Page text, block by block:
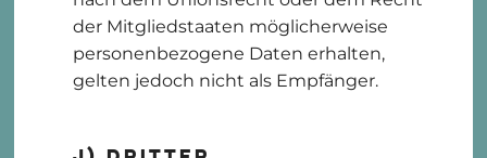
der Mitgliedstaaten möglicherweise
personenbezogene Daten erhalten,
gelten jedoch nicht als Empfänger.